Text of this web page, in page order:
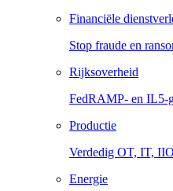
Financiële
Stop fraude en
Rijksoverheid
FedRAMP- en IL5-
Productie
Verdedig OT, IT,
Energie